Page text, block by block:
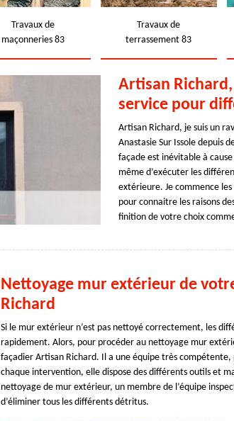
Travaux de
maçonneries 83
Travaux de
terrassement 83
Artisan
service pour
Artisan Richard, je suis un
Anastasie Sur Issole depuis
façade est inévitable à
même d’exécuter les
extérieure. Je commence
pour connaitre les raisons
finition de votre choix
Nettoyage mur extérieur de
Richard
Si le mur extérieur n’est pas nettoyé correctement, les
rapidement. Alors, pour procéder au nettoyage mur
façadier Artisan Richard. Il a une équipe très
chaque intervention, elle dispose des différents outils et
nettoyage de mur extérieur, un membre de l’équipe
d’éliminer tous les différents détritus.